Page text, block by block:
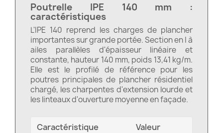
Poutrelle IPE 140 mm :
caractéristiques
L'IPE 140 reprend les charges de plancher
importantes sur grande portée. Section en I à
ailes parallèles d'épaisseur linéaire et
constante, hauteur 140 mm, poids 13,41 kg/m.
Elle est le profilé de référence pour les
poutres principales de plancher résidentiel
chargé, les charpentes d'extension lourde et
les linteaux d'ouverture moyenne en façade.
Caractéristique
Valeur